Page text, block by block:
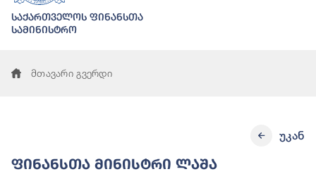
საქართველოს ფინანსთა
სამინისტრო
მთავარი გვერდი
ფინანსთა მინისტრი ლაშა
უკან